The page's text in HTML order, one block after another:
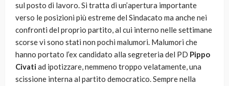
sul posto di lavoro. Si tratta di un’apertura importante
verso le posizioni più estreme del Sindacato ma anche nei
confronti del proprio partito, al cui interno nelle settimane
scorse vi sono stati non pochi malumori. Malumori che
hanno portato l’ex candidato alla segreteria del PD Pippo
Civatiad ipotizzare, nemmeno troppo velatamente, una
scissione interna al partito democratico. Sempre nella